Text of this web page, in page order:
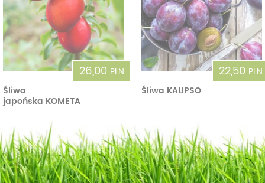
26,00 PLN
Śliwa
japońska KOMETA
22,50 PLN
Śliwa KALIPSO